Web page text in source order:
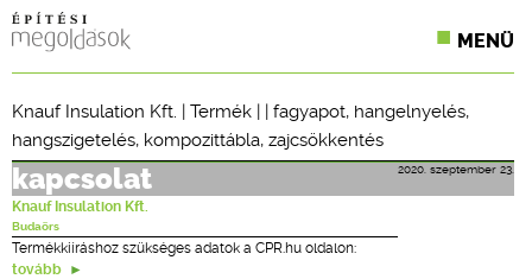
MENÜ
SZAKLAPOK
CPR TERMÉKKIÍRÁS
ÉPÍTÉSI JOG
Knauf Insulation Kft. | Termék | | fagyapot, hangelnyelés,
hangszigetelés, kompozittábla, zajcsökkentés
2020. szeptember 23.
kapcsolat
Knauf Insulation Kft.
Budaörs
Termékkiíráshoz szükséges adatok a CPR.hu oldalon:
tovább